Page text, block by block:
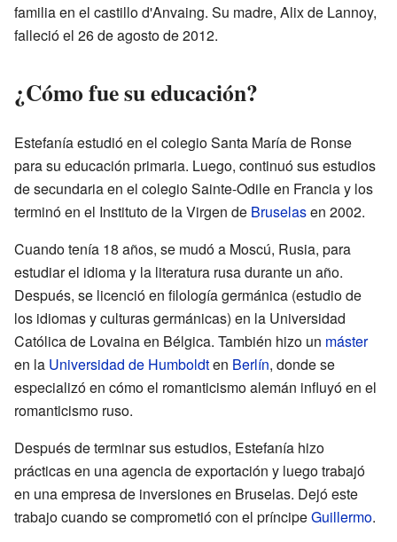
familia en el castillo d'Anvaing. Su madre, Alix de Lannoy,
falleció el 26 de agosto de 2012.
¿Cómo fue su educación?
Estefanía estudió en el colegio Santa María de Ronse
para su educación primaria. Luego, continuó sus estudios
de secundaria en el colegio Sainte-Odile en Francia y los
terminó en el Instituto de la Virgen de Bruselasen 2002.
Cuando tenía 18 años, se mudó a Moscú, Rusia, para
estudiar el idioma y la literatura rusa durante un año.
Después, se licenció en filología germánica (estudio de
los idiomas y culturas germánicas) en la Universidad
Católica de Lovaina en Bélgica. También hizo un máster
en la Universidad de Humboldten Berlín, donde se
especializó en cómo el romanticismo alemán influyó en el
romanticismo ruso.
Después de terminar sus estudios, Estefanía hizo
prácticas en una agencia de exportación y luego trabajó
en una empresa de inversiones en Bruselas. Dejó este
trabajo cuando se comprometió con el príncipeGuillermo.